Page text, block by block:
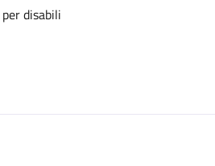
disabili